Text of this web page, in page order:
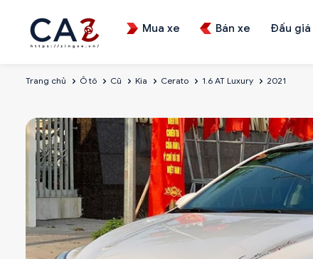
Mua xe Bán xe Đấu giá
Trang chủ Ô tô Cũ Kia Cerato 1.6 AT Luxury 2021